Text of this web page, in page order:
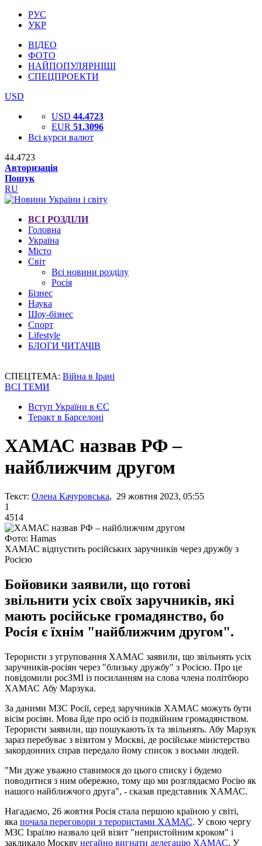
РУС
УКР
ВІДЕО
ФОТО
НАЙПОПУЛЯРНІШІ
СПЕЦПРОЕКТИ
USD
USD 44.4723
EUR 51.3096
Всі курси валют
44.4723
Авторизація
Пошук
RU
ВСІ РОЗДІЛИ
Головна
Україна
Місто
Світ
Всі новини розділу
Росія
Бізнес
Наука
Шоу-бізнес
Спорт
Lifestyle
БЛОГИ ЧИТАЧІВ
СПЕЦТЕМА: Війна в Ірані
ВСІ ТЕМИ
Вступ України в ЄС
Теракт в Барселоні
ХАМАС назвав РФ –
найближчим другом
Текст: Олена Качуровська, 29 жовтня 2023, 05:55
1
4514
Фото: Hamas
ХАМАС відпустить російських заручників через дружбу з
Росією
Бойовики заявили, що готові
звільнити усіх своїх заручників, які
мають російське громадянство, бо
Росія є їхнім "найближчим другом".
Терористи з угруповання ХАМАС заявили, що звільнять усіх
заручників-росіян через "близьку дружбу" з Росією. Про це
повідомили росЗМІ із посиланням на слова члена політбюро
ХАМАС Абу Марзука.
За даними МЗС Росії, серед заручників ХАМАС можуть бути
вісім росіян. Мова йде про осіб із подвійним громадянством.
Терористи заявили, що пошукають їх та звільнять. Абу Марзук
зараз перебуває з візитом у Москві, де російське міністерство
закордонних справ передало йому список з восьми людей.
"Ми дуже уважно ставимося до цього списку і будемо
поводитися з ним обережно, тому що ми розглядаємо Росію як
нашого найближчого друга", - сказав представник ХАМАС.
Нагадаємо, 26 жовтня Росія стала першою країною у світі,
яка почала переговори з терористами ХАМАС. У свою чергу
МЗС Ізраїлю назвало цей візит "непристойним кроком" і
закликало Москву негайно вигнати делегацію ХАМАС. У